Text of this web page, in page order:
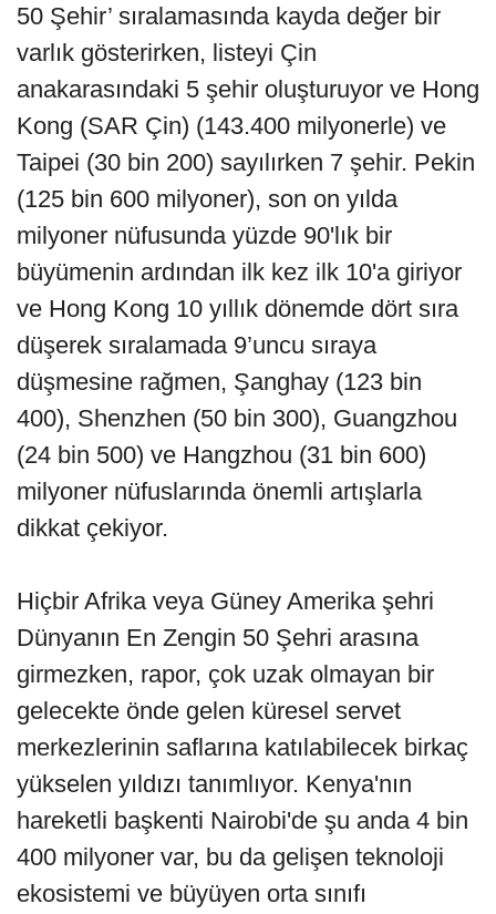
50 Şehir’ sıralamasında kayda değer bir
varlık gösterirken, listeyi Çin
anakarasındaki 5 şehir oluşturuyor ve Hong
Kong (SAR Çin) (143.400 milyonerle) ve
Taipei (30 bin 200) sayılırken 7 şehir. Pekin
(125 bin 600 milyoner), son on yılda
milyoner nüfusunda yüzde 90'lık bir
büyümenin ardından ilk kez ilk 10'a giriyor
ve Hong Kong 10 yıllık dönemde dört sıra
düşerek sıralamada 9’uncu sıraya
düşmesine rağmen, Şanghay (123 bin
400), Shenzhen (50 bin 300), Guangzhou
(24 bin 500) ve Hangzhou (31 bin 600)
milyoner nüfuslarında önemli artışlarla
dikkat çekiyor.
Hiçbir Afrika veya Güney Amerika şehri
Dünyanın En Zengin 50 Şehri arasına
girmezken, rapor, çok uzak olmayan bir
gelecekte önde gelen küresel servet
merkezlerinin saflarına katılabilecek birkaç
yükselen yıldızı tanımlıyor. Kenya'nın
hareketli başkenti Nairobi'de şu anda 4 bin
400 milyoner var, bu da gelişen teknoloji
ekosistemi ve büyüyen orta sınıfı